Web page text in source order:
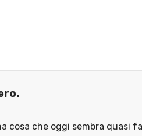
cosa che oggi sembra quasi